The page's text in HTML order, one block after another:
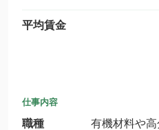
平均賃金
仕事内容
職種
有機材料や